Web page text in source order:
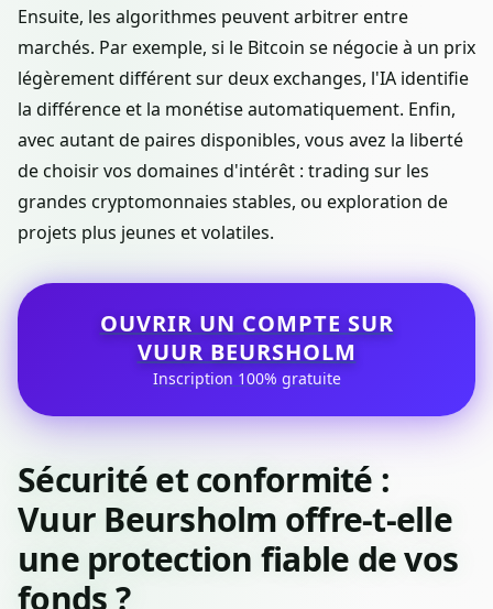
Ensuite, les algorithmes peuvent arbitrer entre
marchés. Par exemple, si le Bitcoin se négocie à un prix
légèrement différent sur deux exchanges, l'IA identifie
la différence et la monétise automatiquement. Enfin,
avec autant de paires disponibles, vous avez la liberté
de choisir vos domaines d'intérêt : trading sur les
grandes cryptomonnaies stables, ou exploration de
projets plus jeunes et volatiles.
OUVRIR UN COMPTE SUR
VUUR BEURSHOLM
Inscription 100% gratuite
Sécurité et conformité :
Vuur Beursholm offre-t-elle
une protection fiable de vos
fonds ?